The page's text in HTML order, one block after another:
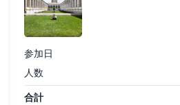
除外事項
注意事項
参加日
人数
合計